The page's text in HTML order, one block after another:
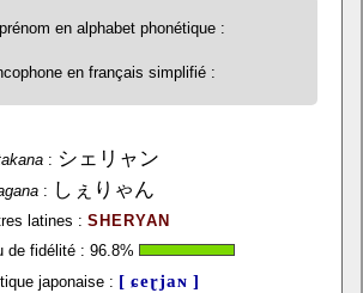
en alphabet phonétique :
en français simplifié :
: シェリャン
: しぇりゃん
latines : SHERYAN
de fidélité : 96.8%
japonaise : [ ɕeɽjaɴ ]